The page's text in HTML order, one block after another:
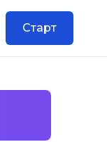
Старт